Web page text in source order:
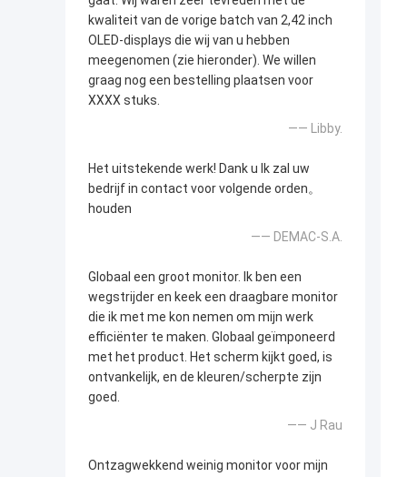
kwaliteit van de vorige batch van 2,42 inch
OLED-displays die wij van u hebben
meegenomen (zie hieronder). We willen
graag nog een bestelling plaatsen voor
XXXX stuks.
—— Libby.
Het uitstekende werk! Dank u Ik zal uw
bedrijf in contact voor volgende orden。
houden
—— DEMAC-S.A.
Globaal een groot monitor. Ik ben een
wegstrijder en keek een draagbare monitor
die ik met me kon nemen om mijn werk
efficiënter te maken. Globaal geïmponeerd
met het product. Het scherm kijkt goed, is
ontvankelijk, en de kleuren/scherpte zijn
goed.
—— J Rau
Ontzagwekkend weinig monitor voor mijn